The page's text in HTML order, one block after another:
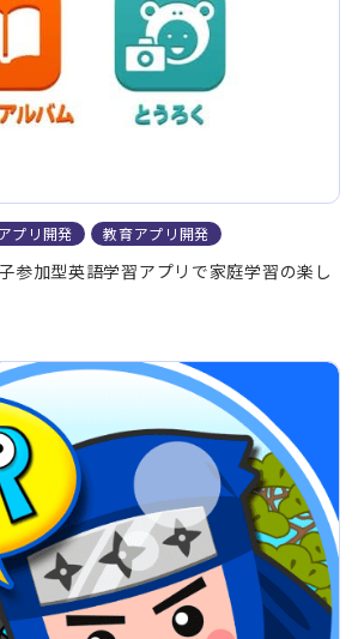
プリ開発 教育アプリ開発
参加型英語学習アプリで家庭学習の楽し